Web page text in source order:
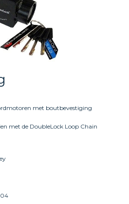
met boutbevestiging
met de DoubleLock Loop Chain